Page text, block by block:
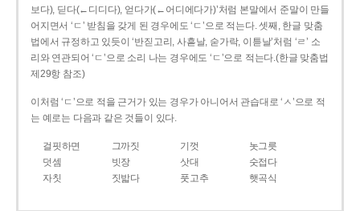
보다), 딛다(←디디다), 얻다가(←어디에다가)’처럼 본말에서 준말이 만들
어지면서 ‘ㄷ’ 받침을 갖게 된 경우에도 ‘ㄷ’으로 적는다. 셋째, 한글 맞춤
법에서 규정하고 있듯이 ‘반짇고리, 사흗날, 숟가락, 이튿날’처럼 ‘ㄹ’ 소
리와 연관되어 ‘ㄷ’으로 소리 나는 경우에도 ‘ㄷ’으로 적는다.(한글 맞춤법
제29항 참조)
이처럼 ‘ㄷ’으로 적을 근거가 있는 경우가 아니어서 관습대로 ‘ㅅ’으로 적
는 예로는 다음과 같은 것들이 있다.
걸핏하면 그까짓 기껏
놋그릇
덧셈
빗장 삿대
숫접다
자칫
짓밟다 풋고추 햇곡식